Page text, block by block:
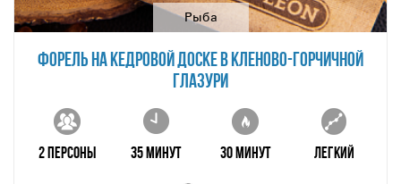
Рыба
ФОРЕЛЬ НА КЕДРОВОЙ ДОСКЕ В КЛЕНОВО-ГОРЧИЧНОЙ
ГЛАЗУРИ
2 персоны 35 минут 30 минут Легкий